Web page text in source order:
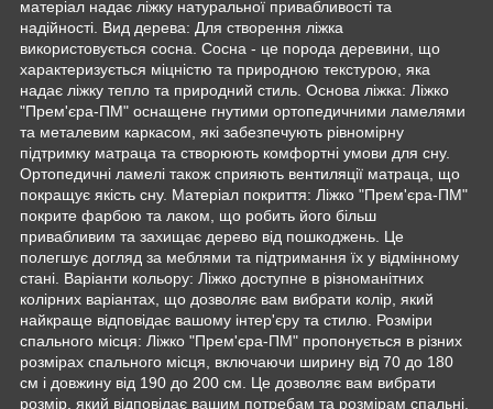
матеріал надає ліжку натуральної привабливості та
надійності. Вид дерева: Для створення ліжка
використовується сосна. Сосна - це порода деревини, що
характеризується міцністю та природною текстурою, яка
надає ліжку тепло та природний стиль. Основа ліжка: Ліжко
"Прем'єра-ПМ" оснащене гнутими ортопедичними ламелями
та металевим каркасом, які забезпечують рівномірну
підтримку матраца та створюють комфортні умови для сну.
Ортопедичні ламелі також сприяють вентиляції матраца, що
покращує якість сну. Матеріал покриття: Ліжко "Прем'єра-ПМ"
покрите фарбою та лаком, що робить його більш
привабливим та захищає дерево від пошкоджень. Це
полегшує догляд за меблями та підтримання їх у відмінному
стані. Варіанти кольору: Ліжко доступне в різноманітних
колірних варіантах, що дозволяє вам вибрати колір, який
найкраще відповідає вашому інтер'єру та стилю. Розміри
спального місця: Ліжко "Прем'єра-ПМ" пропонується в різних
розмірах спального місця, включаючи ширину від 70 до 180
см і довжину від 190 до 200 см. Це дозволяє вам вибрати
розмір, який відповідає вашим потребам та розмірам спальні.